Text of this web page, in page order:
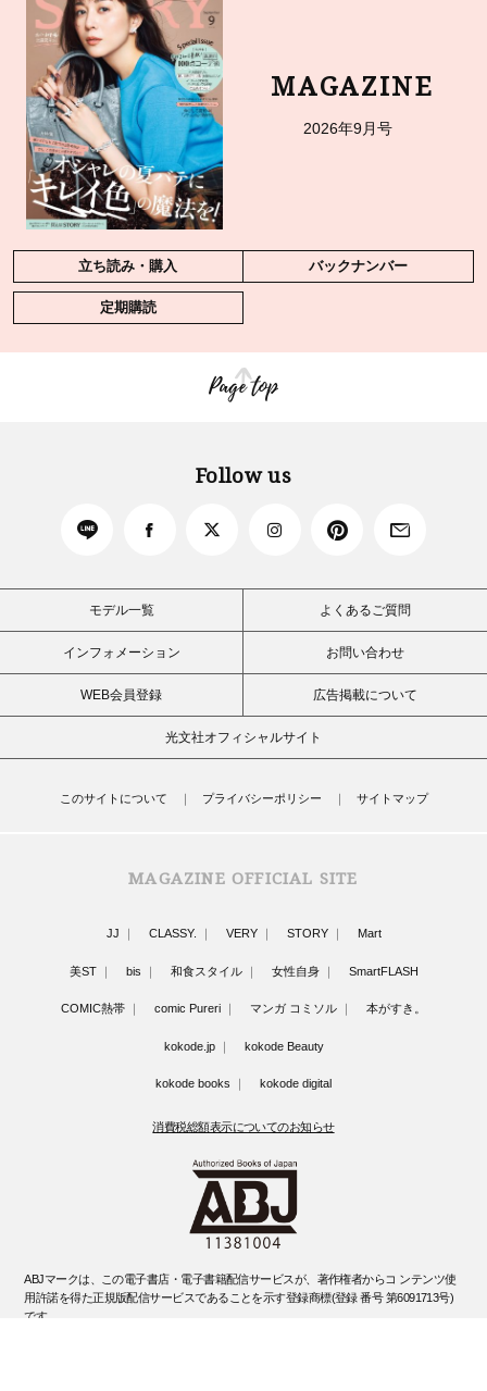
MAGAZINE
2026年9月号
立ち読み・購入 バックナンバー
定期購読
Page top
Follow us
モデル一覧 よくあるご質問
インフォメーション お問い合わせ
WEB会員登録 広告掲載について
光文社オフィシャルサイト
このサイトについて プライバシーポリシー サイトマップ
MAGAZINE OFFICIAL SITE
JJ CLASSY. VERY STORY Mart
美ST bis 和食スタイル 女性自身 SmartFLASH
COMIC熱帯 comic Pureri マンガ コミソル 本がすき。
kokode.jp kokode Beauty
kokode books kokode digital
消費税総額表示についてのお知らせ
ABJマークは、この電子書店・電子書籍配信サービスが、著作権者からコ ンテンツ使
用許諾を得た正規版配信サービスであることを示す登録商標(登録 番号 第6091713号)
です。